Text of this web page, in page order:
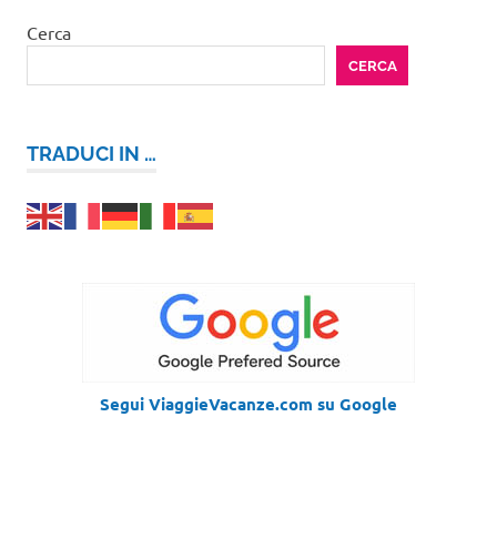
Cerca
CERCA
TRADUCI IN …
Segui ViaggieVacanze.com su Google